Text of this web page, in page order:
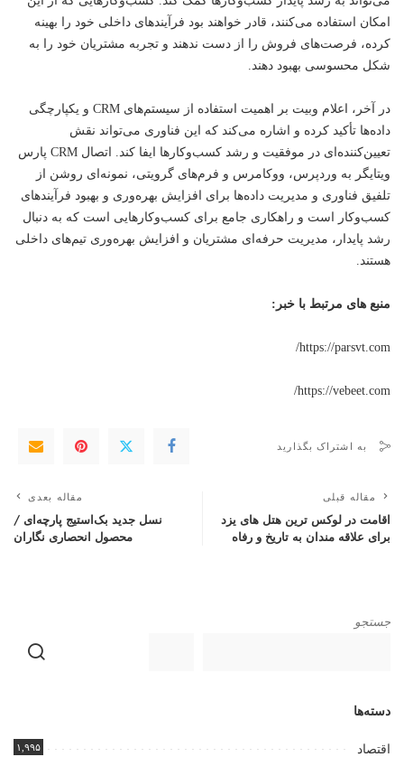
امکان استفاده می‌کنند، قادر خواهند بود فرآیندهای داخلی خود را بهینه
کرده، فرصت‌های فروش را از دست ندهند و تجربه مشتریان خود را به
شکل محسوسی بهبود دهند.
در آخر، اعلام وبیت بر اهمیت استفاده از سیستم‌های CRM و یکپارچگی
داده‌ها تأکید کرده و اشاره می‌کند که این فناوری می‌تواند نقش
تعیین‌کننده‌ای در موفقیت و رشد کسب‌وکارها ایفا کند. اتصال CRM پارس
ویتایگر به وردپرس، ووکامرس و فرم‌های گرویتی، نمونه‌ای روشن از
تلفیق فناوری و مدیریت داده‌ها برای افزایش بهره‌وری و بهبود فرآیندهای
کسب‌وکار است و راهکاری جامع برای کسب‌وکارهایی است که به دنبال
رشد پایدار، مدیریت حرفه‌ای مشتریان و افزایش بهره‌وری تیم‌های داخلی
هستند.
منبع های مرتبط با خبر :
https://parsvt.com/
https://vebeet.com/
به اشتراک بگذارید
مقاله قبلی
اقامت در لوکس ترین هتل های یزد
برای علاقه مندان به تاریخ و رفاه
مقاله بعدی
نسل جدید بک‌استیج پارچه‌ای /
محصول انحصاری نگاران
جستجو
دسته‌ها
اقتصاد ۱,۹۹۵